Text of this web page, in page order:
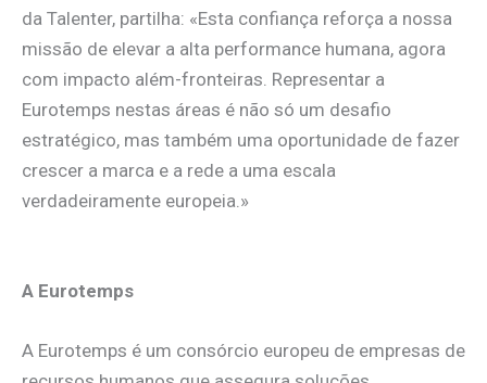
da Talenter, partilha: «Esta confiança reforça a nossa
missão de elevar a alta performance humana, agora
com impacto além-fronteiras. Representar a
Eurotemps nestas áreas é não só um desafio
estratégico, mas também uma oportunidade de fazer
crescer a marca e a rede a uma escala
verdadeiramente europeia.»
A Eurotemps
A Eurotemps é um consórcio europeu de empresas de